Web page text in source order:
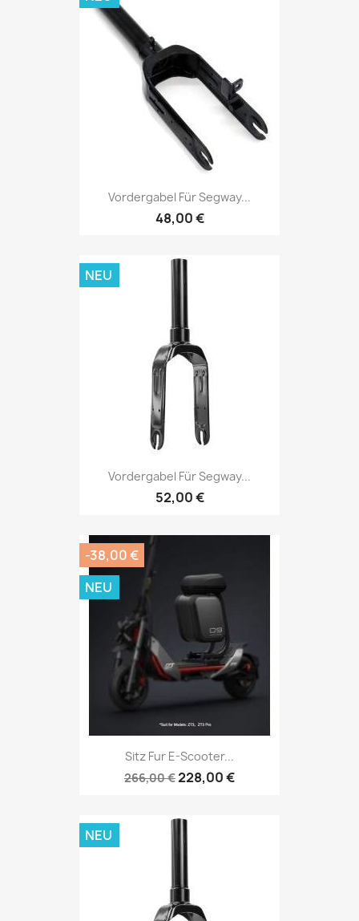
Vordergabel Für Segway...
48,00 €
Vordergabel Für Segway...
52,00 €
NEU
Sitz Fur E-Scooter...
266,00 €228,00 €
-38,00 €
NEU
NEU